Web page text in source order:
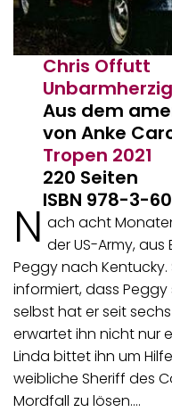
Chris Offutt
Aus dem
von Anke
Tropen 2021
220 Seiten
ISBN 978-3-
N ach acht
der US-Army, aus
Peggy nach
informiert, dass
selbst hat er seit
erwartet ihn nicht nur
Linda bittet ihn um
weibliche Sheriff des
Mordfall zu lösen.…